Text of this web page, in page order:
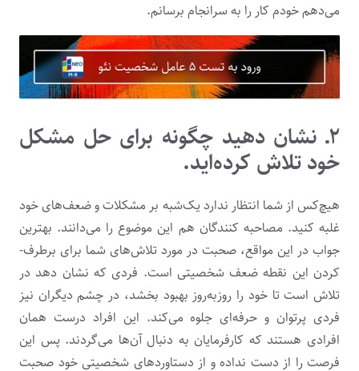
می­‌دهم خودم کار را به سرانجام برسانم.
۲ـ نشان دهید چگونه برای حل مشکل
خود تلاش کرده‌اید.
هیچ‌کس از شما انتظار ندارد یک‌شبه بر مشکلات و ضعف­‌های خود
غلبه کنید. مصاحبه­‌ کنندگان هم این موضوع را می‌­دانند. بهترین
جواب در این مواقع، صحبت در مورد تلاش­‌های شما برای برطرف­
کردن این نقطه ضعف شخصیتی است. فردی که نشان ­دهد در
تلاش است تا خود را روزبه‌روز بهبود بخشد، در چشم دیگران نیز
فردی پرتوان و حرفه­‌ای جلوه می‌­کند. این افراد درست همان
افرادی هستند که کارفرمایان به دنبال آن­‌ها می­‌گردند. پس این
فرصت را از دست نداده و از دستاوردهای شخصیتی خود صحبت